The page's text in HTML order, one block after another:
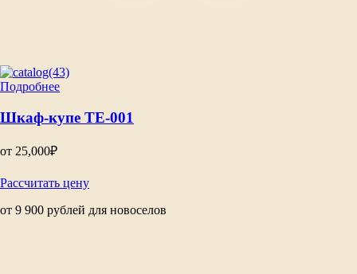
Подробнее
Шкаф-купе ТЕ-001
от 25,000₽
Рассчитать цену
от 9 900 рублей для новоселов